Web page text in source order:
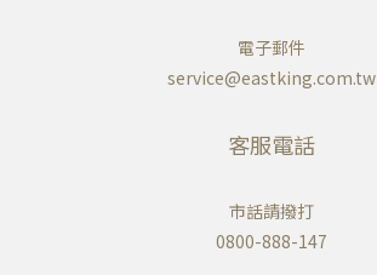
電子郵件
service@eastking.com.tw
客服電話
市話請撥打
0800-888-147